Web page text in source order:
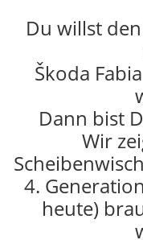
Du willst
Škoda
Dann bist
Wir
4.
heute)